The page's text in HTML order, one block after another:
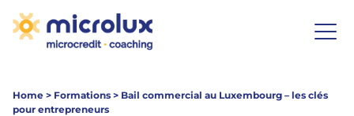
Home > Formations > Bail commercial au Luxembourg – les clés
pour entrepreneurs